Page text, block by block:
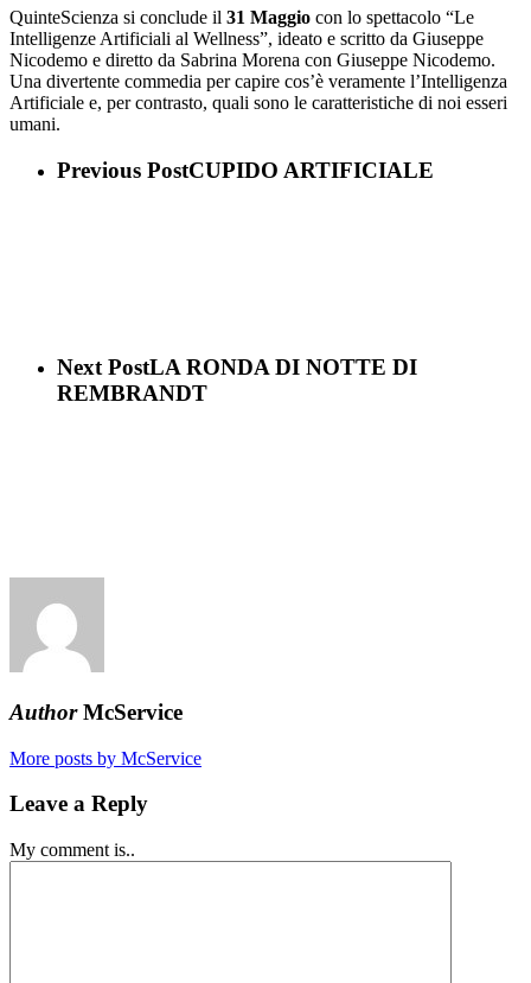
QuinteScienza si conclude il 31 Maggio con lo spettacolo “Le
Intelligenze Artificiali al Wellness”, ideato e scritto da Giuseppe
Nicodemo e diretto da Sabrina Morena con Giuseppe Nicodemo.
Una divertente commedia per capire cos’è veramente l’Intelligenza
Artificiale e, per contrasto, quali sono le caratteristiche di noi esseri
umani.
Previous PostCUPIDO ARTIFICIALE
Next PostLA RONDA DI NOTTE DI
REMBRANDT
AuthorMcService
More posts by McService
Leave a Reply
My comment is..